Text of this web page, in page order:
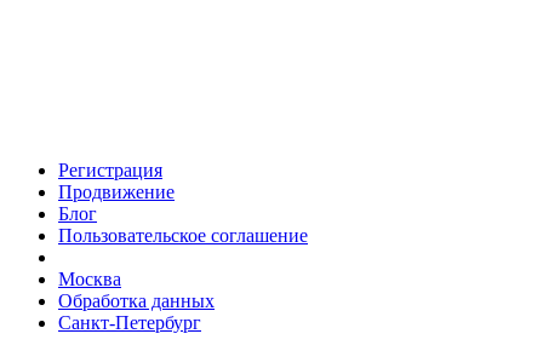
Регистрация
Продвижение
Блог
Пользовательское соглашение
Москва
Обработка данных
Санкт-Петербург